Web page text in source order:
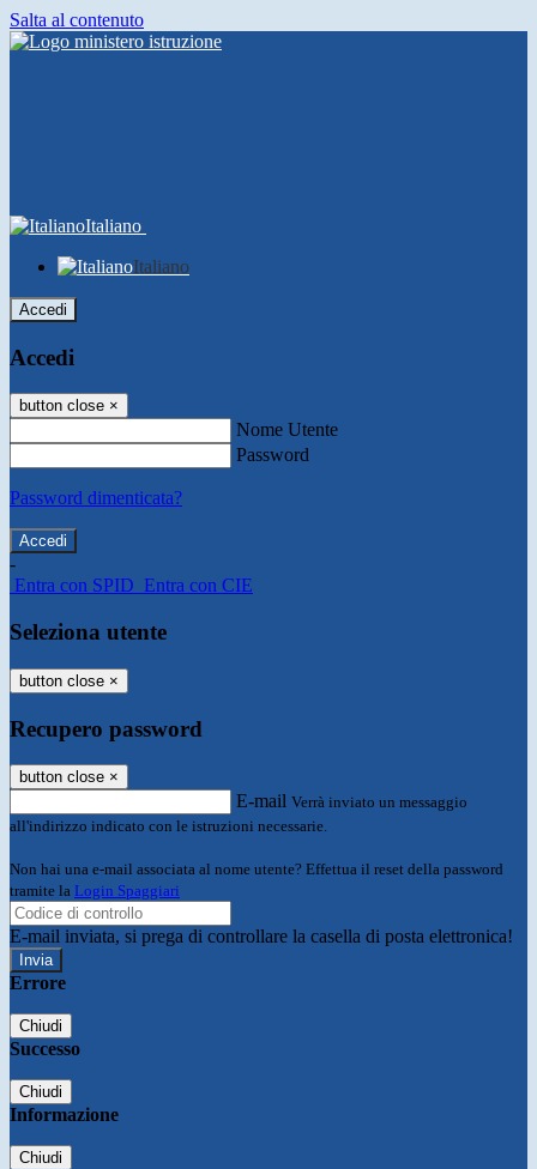
Salta al contenuto
Italiano
Italiano
Accedi
Accedi
button close ×
Nome Utente
Password
Password dimenticata?
-
Entra con SPID Entra con CIE
Seleziona utente
button close ×
Recupero password
button close ×
E-mail Verrà inviato un messaggio
all'indirizzo indicato con le istruzioni necessarie.
Non hai una e-mail associata al nome utente? Effettua il reset della password
tramite la Login Spaggiari
E-mail inviata, si prega di controllare la casella di posta elettronica!
Errore
Chiudi
Successo
Chiudi
Informazione
Chiudi